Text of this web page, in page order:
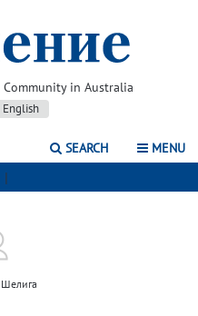
Community in Australia
English
SEARCH MENU
|